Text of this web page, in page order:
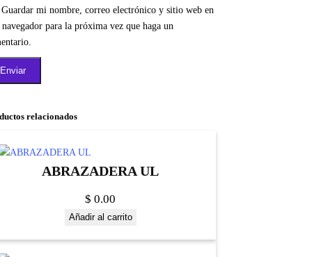
Guardar mi nombre, correo electrónico y sitio web en
navegador para la próxima vez que haga un
relacionados
ABRAZADERA UL
$ 0.00
Añadir al carrito